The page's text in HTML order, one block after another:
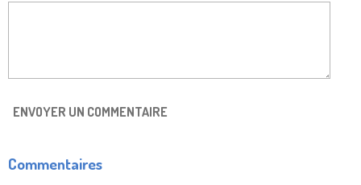
ENVOYER UN COMMENTAIRE
Commentaires